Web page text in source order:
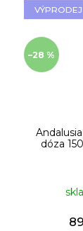
VÝPRODEJ
–28 %
dóza